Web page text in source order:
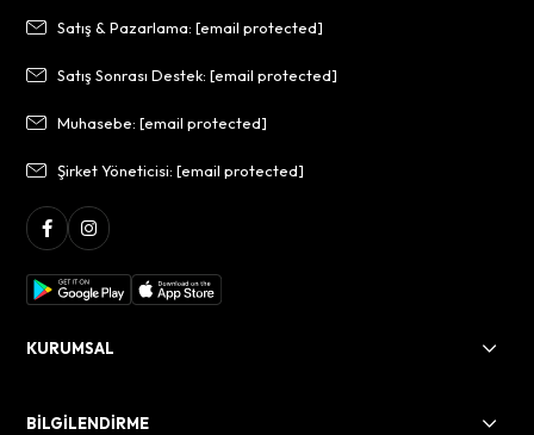
Satış & Pazarlama:[email protected]
Satış Sonrası Destek:[email protected]
Muhasebe:[email protected]
Şirket Yöneticisi:[email protected]
KURUMSAL
BİLGİLENDİRME